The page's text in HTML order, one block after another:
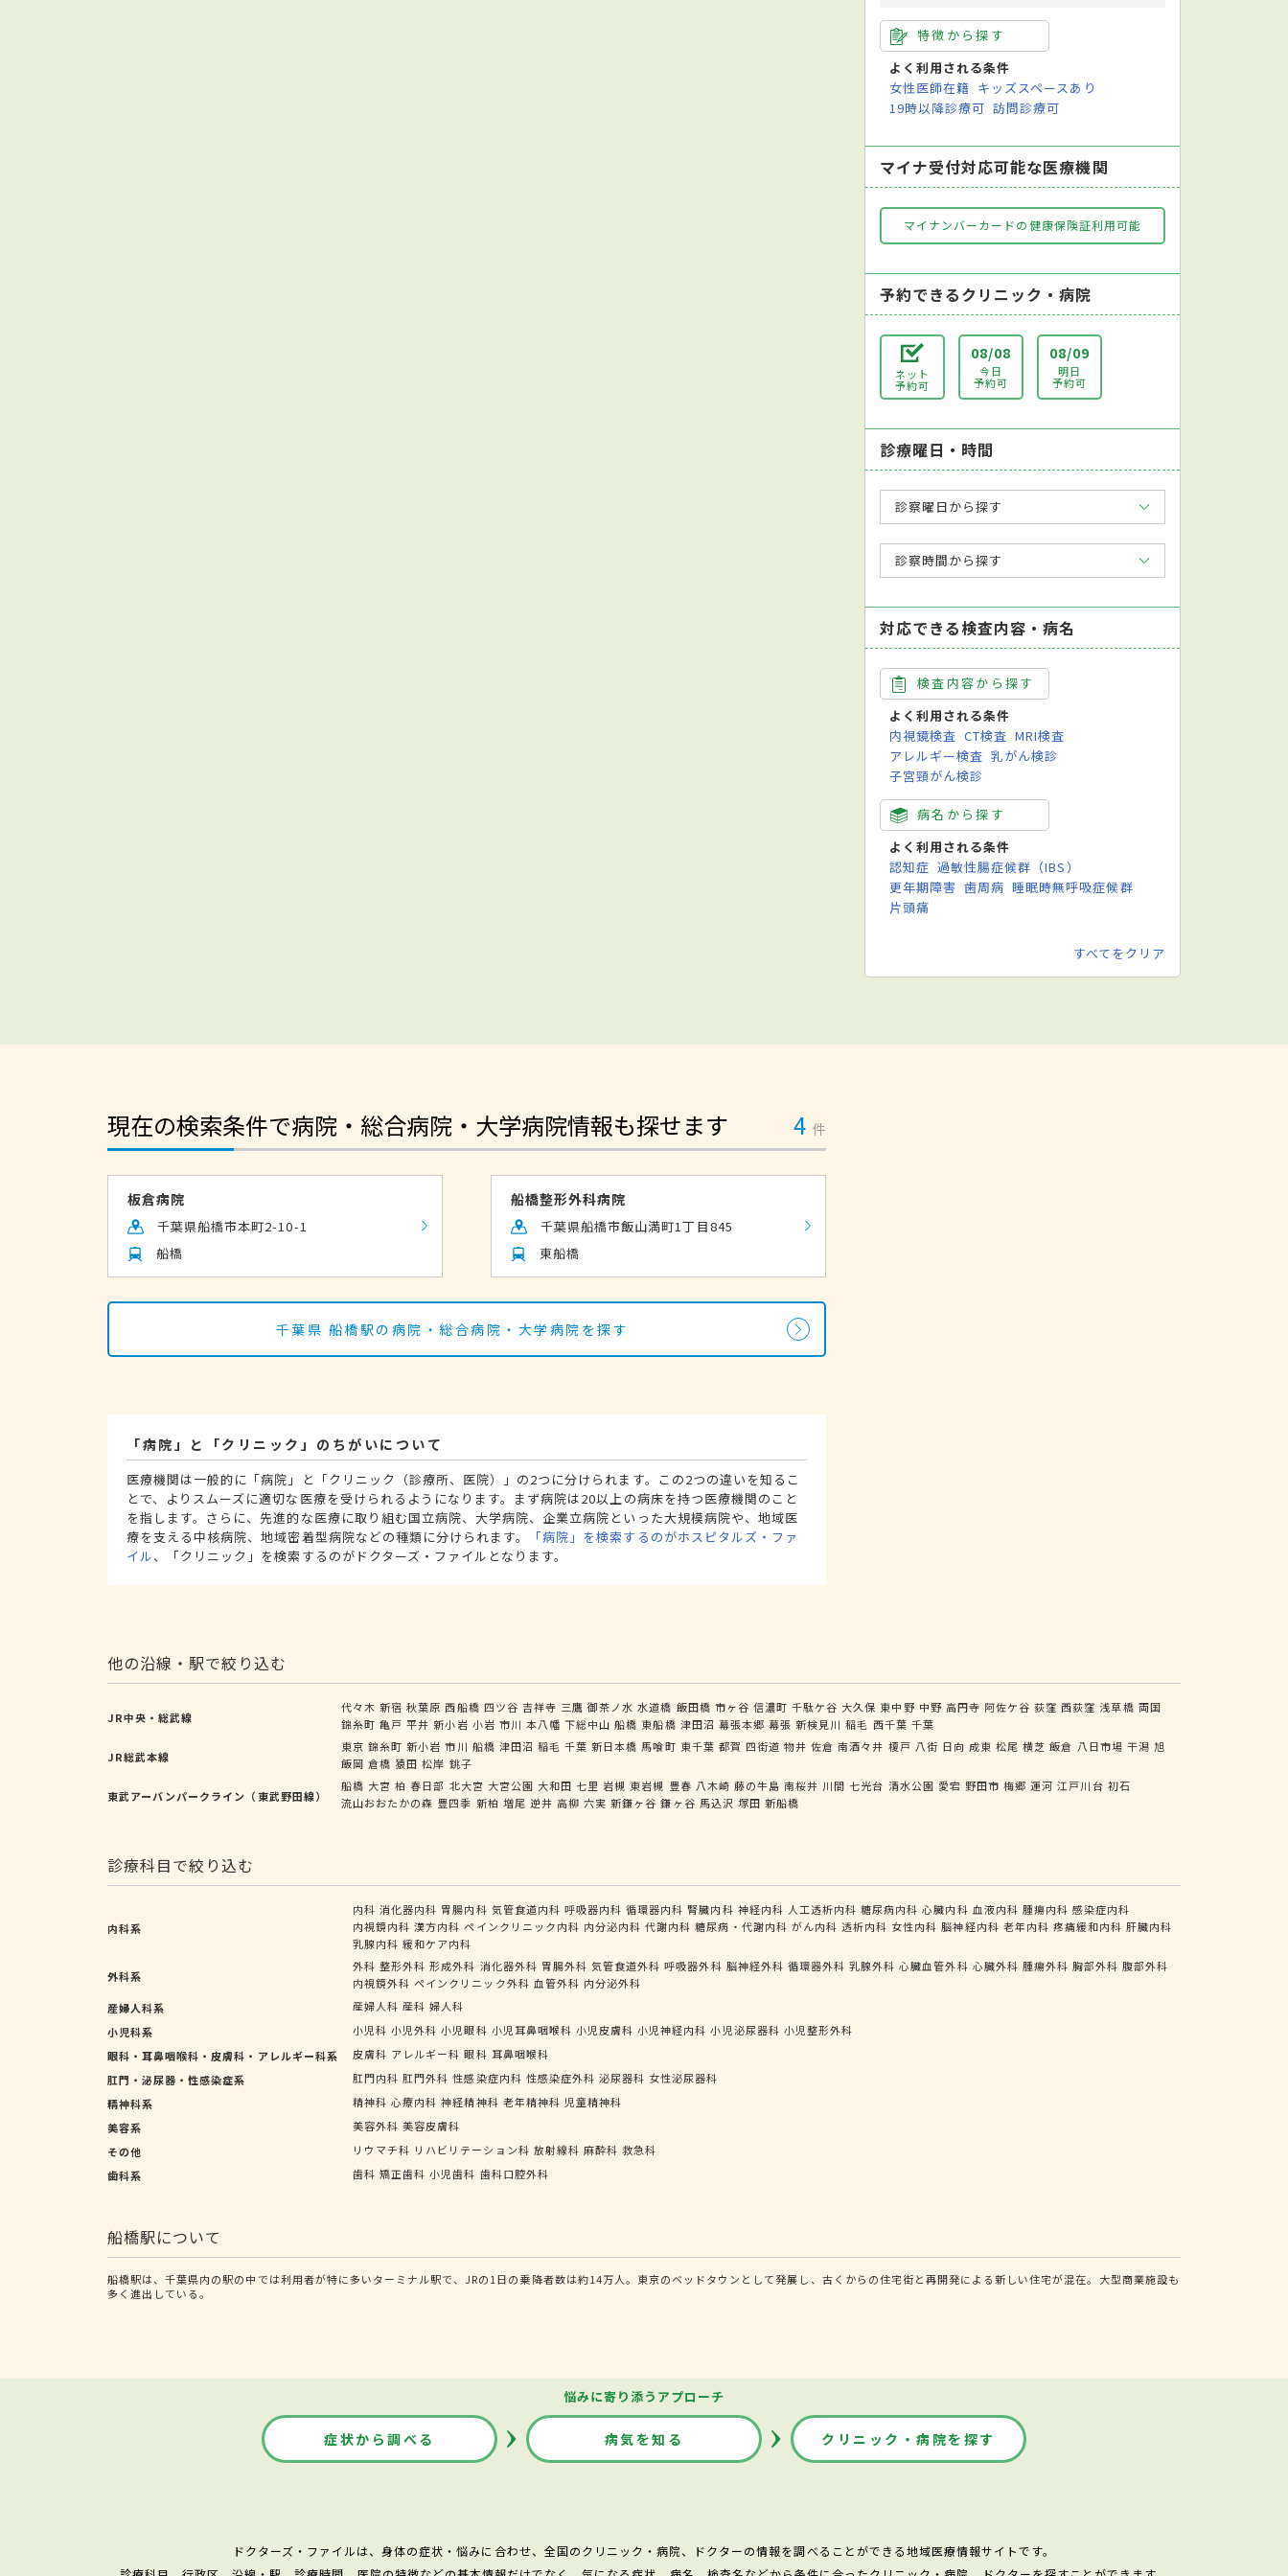
特徴から探す
よく利用される条件
女性医師在籍 キッズスペースあり
19時以降診療可 訪問診療可
マイナ受付対応可能な医療機関
マイナンバーカードの健康保険証利用可能
予約できるクリニック・病院
ネット
予約可
08/08
今日
予約可
08/09
明日
予約可
診療曜日・時間
診察曜日から探す
診察時間から探す
対応できる検査内容・病名
検査内容から探す
よく利用される条件
内視鏡検査 CT検査 MRI検査
アレルギー検査 乳がん検診
子宮頸がん検診
病名から探す
よく利用される条件
認知症 過敏性腸症候群（IBS）
更年期障害 歯周病 睡眠時無呼吸症候群
片頭痛
すべてをクリア
現在の検索条件で病院・総合病院・大学病院情報も探せます 4 件
板倉病院
千葉県船橋市本町2-10-1
船橋
船橋整形外科病院
千葉県船橋市飯山満町1丁目845
東船橋
千葉県 船橋駅の病院・総合病院・大学病院を探す
「病院」と「クリニック」のちがいについて
医療機関は一般的に「病院」と「クリニック（診療所、医院）」の2つに分けられます。この2つの違いを知るこ
とで、よりスムーズに適切な医療を受けられるようになります。まず病院は20以上の病床を持つ医療機関のこと
を指します。さらに、先進的な医療に取り組む国立病院、大学病院、企業立病院といった大規模病院や、地域医
療を支える中核病院、地域密着型病院などの種類に分けられます。
「病院」を検索するのがホスピタルズ・ファ
イル、「クリニック」を検索するのがドクターズ・ファイルとなります。
他の沿線・駅で絞り込む
JR中央・総武線
代々木 新宿 秋葉原 西船橋 四ツ谷 吉祥寺 三鷹 御茶ノ水 水道橋 飯田橋 市ヶ谷 信濃町 千駄ケ谷 大久保 東中野 中野 高円寺 阿佐ケ谷 荻窪 西荻窪 浅草橋 両国
錦糸町 亀戸 平井 新小岩 小岩 市川 本八幡 下総中山 船橋 東船橋 津田沼 幕張本郷 幕張 新検見川 稲毛 西千葉 千葉
JR総武本線
東京 錦糸町 新小岩 市川 船橋 津田沼 稲毛 千葉 新日本橋 馬喰町 東千葉 都賀 四街道 物井 佐倉 南酒々井 榎戸 八街 日向 成東 松尾 横芝 飯倉 八日市場 干潟 旭
飯岡 倉橋 猿田 松岸 銚子
東武アーバンパークライン（東武野田線）
船橋 大宮 柏 春日部 北大宮 大宮公園 大和田 七里 岩槻 東岩槻 豊春 八木崎 藤の牛島 南桜井 川間 七光台 清水公園 愛宕 野田市 梅郷 運河 江戸川台 初石
流山おおたかの森 豊四季 新柏 増尾 逆井 高柳 六実 新鎌ヶ谷 鎌ヶ谷 馬込沢 塚田 新船橋
診療科目で絞り込む
内科系
内科 消化器内科 胃腸内科 気管食道内科 呼吸器内科 循環器内科 腎臓内科 神経内科 人工透析内科 糖尿病内科 心臓内科 血液内科 腫瘍内科 感染症内科
内視鏡内科 漢方内科 ペインクリニック内科 内分泌内科 代謝内科 糖尿病・代謝内科 がん内科 透析内科 女性内科 脳神経内科 老年内科 疼痛緩和内科 肝臓内科
乳腺内科 緩和ケア内科
外科系
外科 整形外科 形成外科 消化器外科 胃腸外科 気管食道外科 呼吸器外科 脳神経外科 循環器外科 乳腺外科 心臓血管外科 心臓外科 腫瘍外科 胸部外科 腹部外科
内視鏡外科 ペインクリニック外科 血管外科 内分泌外科
産婦人科系
産婦人科 産科 婦人科
小児科系
小児科 小児外科 小児眼科 小児耳鼻咽喉科 小児皮膚科 小児神経内科 小児泌尿器科 小児整形外科
眼科・耳鼻咽喉科・皮膚科・アレルギー科系
皮膚科 アレルギー科 眼科 耳鼻咽喉科
肛門・泌尿器・性感染症系
肛門内科 肛門外科 性感染症内科 性感染症外科 泌尿器科 女性泌尿器科
精神科系
精神科 心療内科 神経精神科 老年精神科 児童精神科
美容系
美容外科 美容皮膚科
その他
リウマチ科 リハビリテーション科 放射線科 麻酔科 救急科
歯科系
歯科 矯正歯科 小児歯科 歯科口腔外科
船橋駅について
船橋駅は、千葉県内の駅の中では利用者が特に多いターミナル駅で、JRの1日の乗降者数は約14万人。東京のベッドタウンとして発展し、古くからの住宅街と再開発による新しい住宅が混在。大型商業施設も
多く進出している。
悩みに寄り添うアプローチ
症状から調べる 病気を知る クリニック・病院を探す
ドクターズ・ファイルは、身体の症状・悩みに合わせ、全国のクリニック・病院、ドクターの情報を調べることができる地域医療情報サイトです。